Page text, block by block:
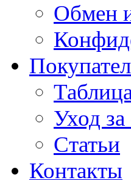
Обмен
Уход
Статьи
Контакты